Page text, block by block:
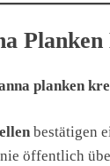
planken
bestätigen
öffentlich